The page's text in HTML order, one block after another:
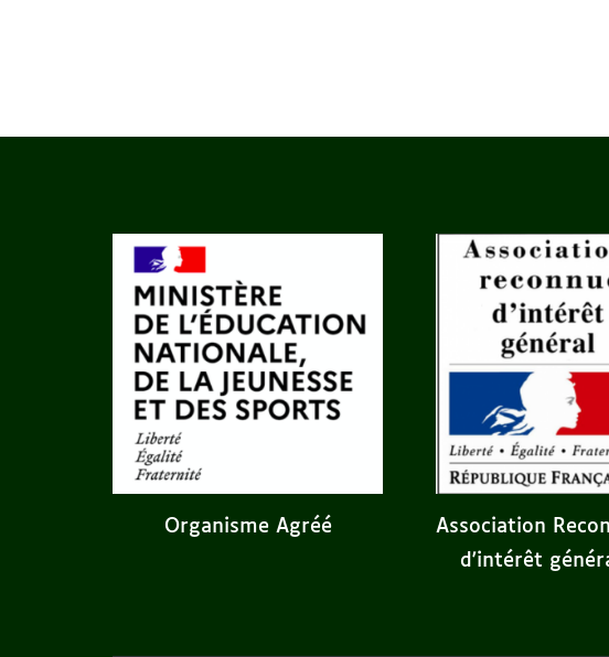
Organisme Agréé
Association
d'intérêt